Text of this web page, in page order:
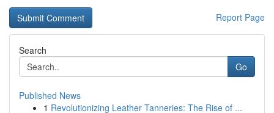
Report Page
Search
Go
Published News
1 Revolutionizing Leather Tanneries: The Rise of ...